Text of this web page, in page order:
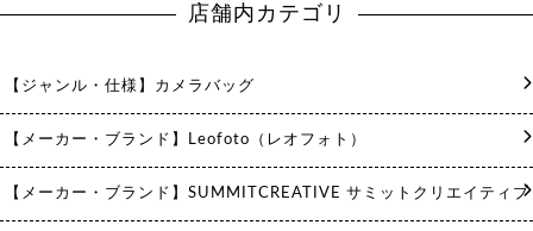
店舗内カテゴリ
【ジャンル・仕様】カメラバッグ
【メーカー・ブランド】Leofoto（レオフォト）
【メーカー・ブランド】SUMMITCREATIVE サミットクリエイティブ